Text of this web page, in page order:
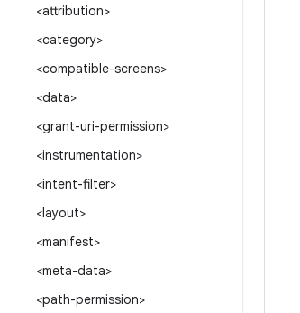
<attribution>
<category>
<compatible-screens>
<data>
<grant-uri-permission>
<instrumentation>
<intent-filter>
<layout>
<manifest>
<meta-data>
<path-permission>